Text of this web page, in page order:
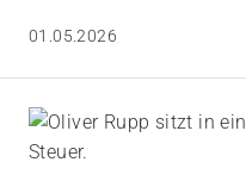
von ihren Erfahrungen und
01.05.2026